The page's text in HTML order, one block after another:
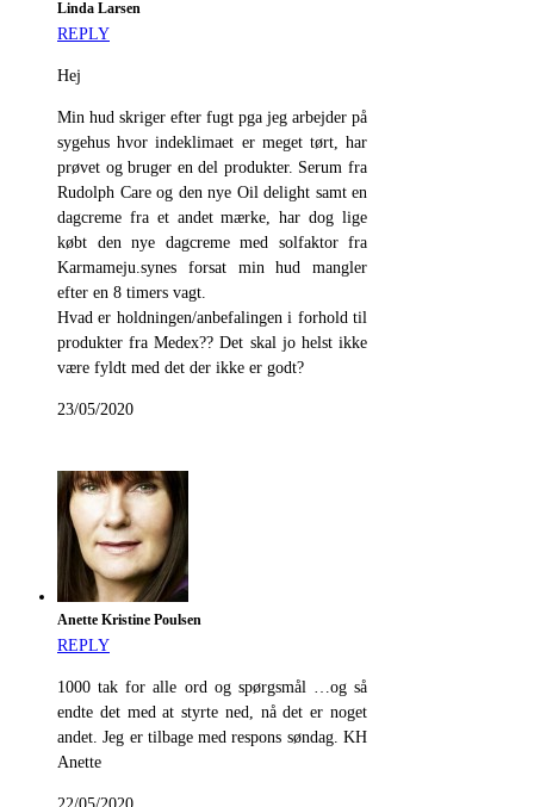
Linda Larsen
REPLY
Hej
Min hud skriger efter fugt pga jeg arbejder på
sygehus hvor indeklimaet er meget tørt, har
prøvet og bruger en del produkter. Serum fra
Rudolph Care og den nye Oil delight samt en
dagcreme fra et andet mærke, har dog lige
købt den nye dagcreme med solfaktor fra
Karmameju.synes forsat min hud mangler
efter en 8 timers vagt.
Hvad er holdningen/anbefalingen i forhold til
produkter fra Medex?? Det skal jo helst ikke
være fyldt med det der ikke er godt?
23/05/2020
Anette Kristine Poulsen
REPLY
1000 tak for alle ord og spørgsmål …og så
endte det med at styrte ned, nå det er noget
andet. Jeg er tilbage med respons søndag. KH
Anette